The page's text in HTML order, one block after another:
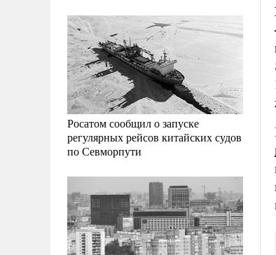
Росатом сообщил о запуске
регулярных рейсов китайских судов
по Севморпути